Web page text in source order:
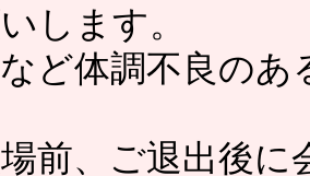
します。
ど体調不良の
前、ご退出後